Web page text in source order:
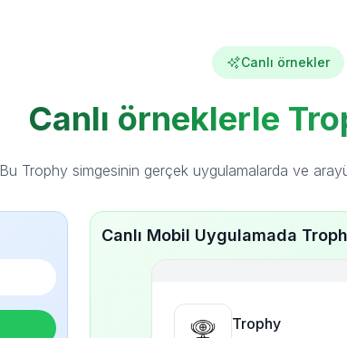
Canlı örnekler
Canlı örneklerle
Bu Trophy simgesinin gerçek uygulamalarda ve
Canlı Mobil Uygulamada
Trophy